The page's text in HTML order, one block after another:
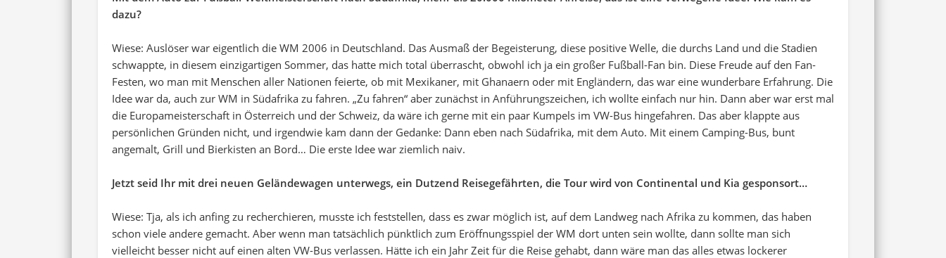
dazu?
Wiese: Auslöser war eigentlich die WM 2006 in Deutschland. Das Ausmaß der Begeisterung, diese positive Welle, die durchs Land und die Stadien
schwappte, in diesem einzigartigen Sommer, das hatte mich total überrascht, obwohl ich ja ein großer Fußball-Fan bin. Diese Freude auf den Fan-
Festen, wo man mit Menschen aller Nationen feierte, ob mit Mexikaner, mit Ghanaern oder mit Engländern, das war eine wunderbare Erfahrung. Die
Idee war da, auch zur WM in Südafrika zu fahren. „Zu fahren“ aber zunächst in Anführungszeichen, ich wollte einfach nur hin. Dann aber war erst mal
die Europameisterschaft in Österreich und der Schweiz, da wäre ich gerne mit ein paar Kumpels im VW-Bus hingefahren. Das aber klappte aus
persönlichen Gründen nicht, und irgendwie kam dann der Gedanke: Dann eben nach Südafrika, mit dem Auto. Mit einem Camping-Bus, bunt
angemalt, Grill und Bierkisten an Bord… Die erste Idee war ziemlich naiv.
Jetzt seid Ihr mit drei neuen Geländewagen unterwegs, ein Dutzend Reisegefährten, die Tour wird von Continental und Kia gesponsort…
Wiese: Tja, als ich anfing zu recherchieren, musste ich feststellen, dass es zwar möglich ist, auf dem Landweg nach Afrika zu kommen, das haben
schon viele andere gemacht. Aber wenn man tatsächlich pünktlich zum Eröffnungsspiel der WM dort unten sein wollte, dann sollte man sich
vielleicht besser nicht auf einen alten VW-Bus verlassen. Hätte ich ein Jahr Zeit für die Reise gehabt, dann wäre man das alles etwas lockerer